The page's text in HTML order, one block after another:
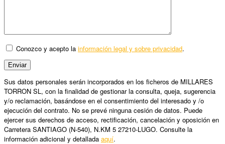
Conozco y acepto la información legal y sobre privacidad.
Sus datos personales serán incorporados en los ficheros de MILLARES
TORRON SL, con la finalidad de gestionar la consulta, queja, sugerencia
y/o reclamación, basándose en el consentimiento del interesado y /o
ejecución del contrato. No se prevé ninguna cesión de datos. Puede
ejercer sus derechos de acceso, rectificación, cancelación y oposición en
Carretera SANTIAGO (N-540), N.KM 5 27210-LUGO. Consulte la
información adicional y detallada aquí.